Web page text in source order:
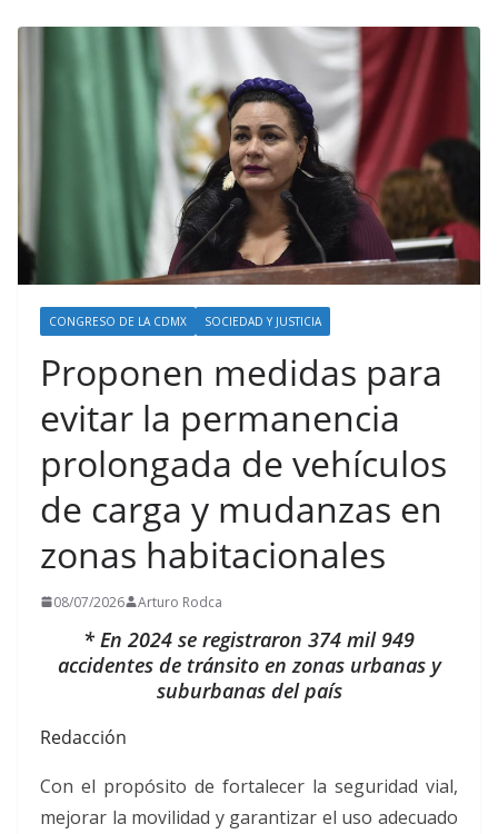
CONGRESO DE LA CDMX SOCIEDAD Y JUSTICIA
Proponen medidas para
evitar la permanencia
prolongada de vehículos
de carga y mudanzas en
zonas habitacionales
08/07/2026 Arturo Rodca
* En 2024 se registraron 374 mil 949
accidentes de tránsito en zonas urbanas y
suburbanas del país
Redacción
Con el propósito de fortalecer la seguridad vial,
mejorar la movilidad y garantizar el uso adecuado